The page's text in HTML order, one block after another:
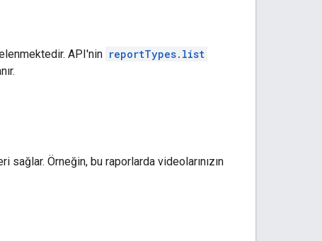
API'nin reportTypes.list
sağlar. Örneğin, bu raporlarda videolarınızın